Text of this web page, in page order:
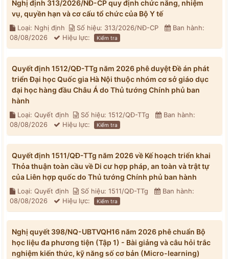
Nghị định 313/2026/NĐ-CP quy định chức năng, nhiệm
vụ, quyền hạn và cơ cấu tổ chức của Bộ Y tế
Loại: Nghị định Số hiệu: 313/2026/NĐ-CP
Ban hành:
08/08/2026
Hiệu lực: Kiểm tra
Quyết định 1512/QĐ-TTg năm 2026 phê duyệt Đề án phát
triển Đại học Quốc gia Hà Nội thuộc nhóm cơ sở giáo dục
đại học hàng đầu Châu Á do Thủ tướng Chính phủ ban
hành
Loại: Quyết định Số hiệu: 1512/QĐ-TTg
Ban hành:
08/08/2026
Hiệu lực: Kiểm tra
Quyết định 1511/QĐ-TTg năm 2026 về Kế hoạch triển khai
Thỏa thuận toàn cầu về Di cư hợp pháp, an toàn và trật tự
của Liên hợp quốc do Thủ tướng Chính phủ ban hành
Loại: Quyết định Số hiệu: 1511/QĐ-TTg
Ban hành:
08/08/2026
Hiệu lực: Kiểm tra
Nghị quyết 398/NQ-UBTVQH16 năm 2026 phê chuẩn Bộ
học liệu đa phương tiện (Tập 1) - Bài giảng và câu hỏi trắc
nghiệm kiến thức, kỹ năng số cơ bản (Micro-learning)